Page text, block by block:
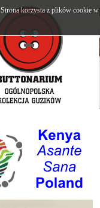
Strona korzysta z plików cookie w